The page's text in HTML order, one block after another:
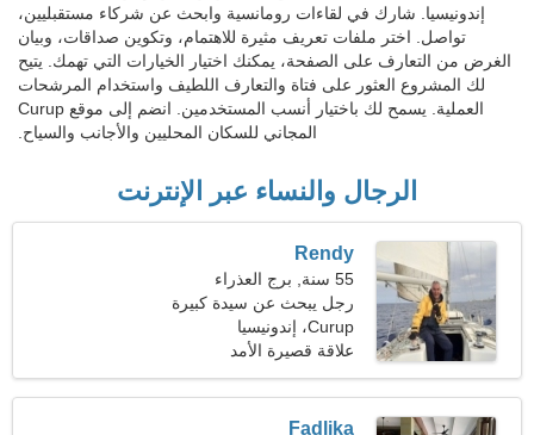
إندونيسيا. شارك في لقاءات رومانسية وابحث عن شركاء مستقبليين،
تواصل. اختر ملفات تعريف مثيرة للاهتمام، وتكوين صداقات، وبيان
الغرض من التعارف على الصفحة، يمكنك اختيار الخيارات التي تهمك. يتيح
لك المشروع العثور على فتاة والتعارف اللطيف واستخدام المرشحات
العملية. يسمح لك باختيار أنسب المستخدمين. انضم إلى موقع Curup
المجاني للسكان المحليين والأجانب والسياح.
الرجال والنساء عبر الإنترنت
Rendy
55 سنة, برج العذراء
رجل يبحث عن سيدة كبيرة
45-53
Curup، إندونيسيا
علاقة قصيرة الأمد
Fadlika